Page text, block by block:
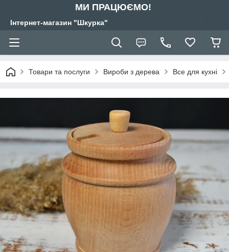
МИ ПРАЦЮЄМО!
Інтернет-магазин "Шкурка"
Товари та послуги Вироби з дерева Все для кухні